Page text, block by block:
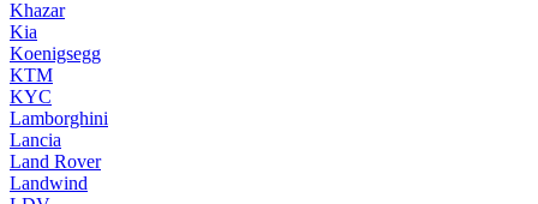
Khazar
Kia
Koenigsegg
KTM
KYC
Lamborghini
Lancia
Land Rover
Landwind